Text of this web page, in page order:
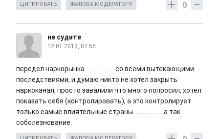
0
ЦИТИРОВАТЬ ЖАЛОБА МОДЕРАТОРУ
не судите
12.01.2013, 07:55
передел наркорынка.....................со всеми вытекающими
последствиями, и думаю никто не хотел закрыть
наркоканал, просто завалили что много попросил, хотел
показать себя (контролировать), а это контролирует
только самые влиятельные страны.....................а так
соболезнование.